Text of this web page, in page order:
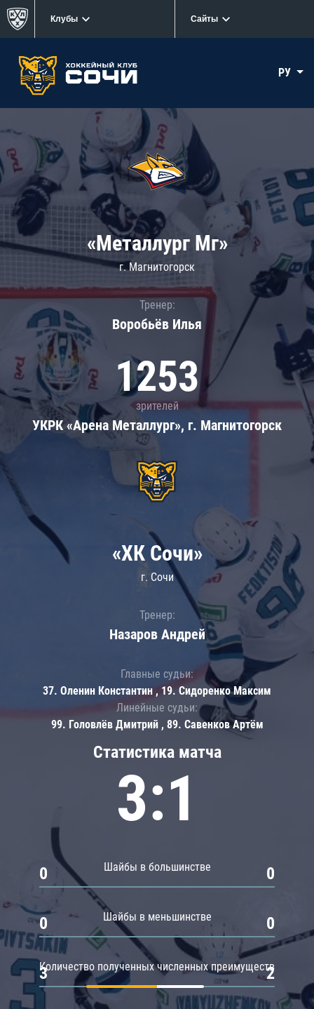
Клубы Сайты
РУ
«Металлург Мг»
г. Магнитогорск
Тренер:
Воробьёв Илья
1253
зрителей
УКРК «Арена Металлург», г. Магнитогорск
Статистика матча
3:1
Шайбы в большинстве
0 0
Шайбы в меньшинстве
0 0
Количество полученных численных преимуществ
3 2
«ХК Сочи»
г. Сочи
Тренер:
Назаров Андрей
Главные судьи:
37. Оленин Константин , 19. Сидоренко Максим
Линейные судьи:
99. Головлёв Дмитрий , 89. Савенков Артём